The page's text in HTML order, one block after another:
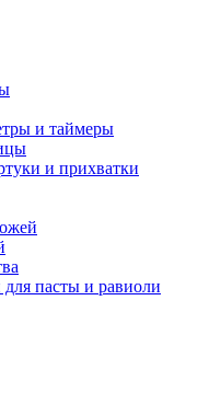
и таймеры
и прихватки
пасты и равиоли